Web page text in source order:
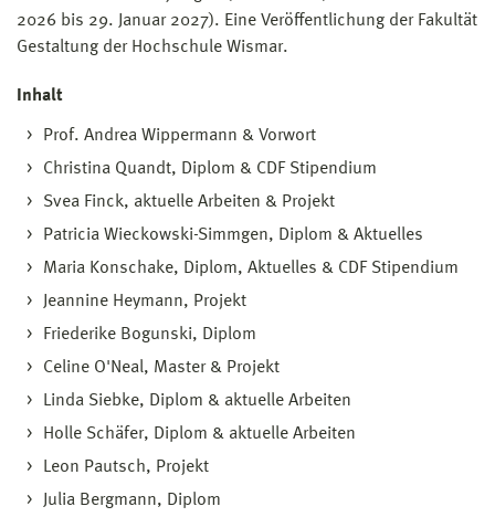
2026 bis 29. Januar 2027). Eine Veröffentlichung der Fakultät
Gestaltung der Hochschule Wismar.
Inhalt
Prof. Andrea Wippermann & Vorwort
Christina Quandt, Diplom & CDF Stipendium
Svea Finck, aktuelle Arbeiten & Projekt
Patricia Wieckowski-Simmgen, Diplom & Aktuelles
Maria Konschake, Diplom, Aktuelles & CDF Stipendium
Jeannine Heymann, Projekt
Friederike Bogunski, Diplom
Celine O'Neal, Master & Projekt
Linda Siebke, Diplom & aktuelle Arbeiten
Holle Schäfer, Diplom & aktuelle Arbeiten
Leon Pautsch, Projekt
Julia Bergmann, Diplom